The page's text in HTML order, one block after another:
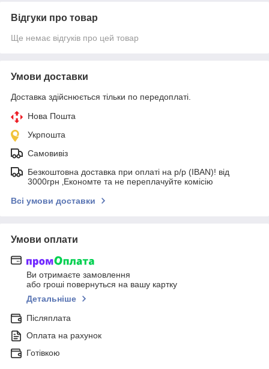
Відгуки про товар
Ще немає відгуків про цей товар
Умови доставки
Доставка здійснюється тільки по передоплаті.
Нова Пошта
Укрпошта
Самовивіз
Безкоштовна доставка при оплаті на р/р (IBAN)! від
3000грн ‚Економте та не переплачуйте комісію
Всі умови доставки
Умови оплати
Ви отримаєте замовлення
або гроші повернуться на вашу картку
Детальніше
Післяплата
Оплата на рахунок
Готівкою